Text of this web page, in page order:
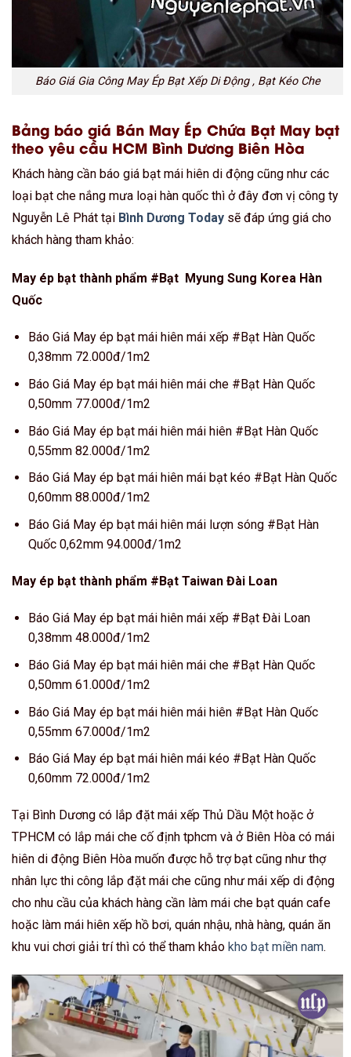
Báo Giá Gia Công May Ép Bạt Xếp Di Động , Bạt Kéo Che
Bảng báo giá Bán May Ép Chứa Bạt May bạt
theo yêu cầu HCM Bình Dương Biên Hòa
Khách hàng cần báo giá bạt mái hiên di động cũng như các
loại bạt che nắng mưa loại hàn quốc thì ở đây đơn vị công ty
Nguyễn Lê Phát tại Bình Dương Today sẽ đáp ứng giá cho
khách hàng tham khảo:
May ép bạt thành phẩm #Bạt Myung Sung Korea Hàn
Quốc
Báo Giá May ép bạt mái hiên mái xếp #Bạt Hàn Quốc
0,38mm 72.000đ/1m2
Báo Giá May ép bạt mái hiên mái che #Bạt Hàn Quốc
0,50mm 77.000đ/1m2
Báo Giá May ép bạt mái hiên mái hiên #Bạt Hàn Quốc
0,55mm 82.000đ/1m2
Báo Giá May ép bạt mái hiên mái bạt kéo #Bạt Hàn Quốc
0,60mm 88.000đ/1m2
Báo Giá May ép bạt mái hiên mái lượn sóng #Bạt Hàn
Quốc 0,62mm 94.000đ/1m2
May ép bạt thành phẩm #Bạt Taiwan Đài Loan
Báo Giá May ép bạt mái hiên mái xếp #Bạt Đài Loan
0,38mm 48.000đ/1m2
Báo Giá May ép bạt mái hiên mái che #Bạt Hàn Quốc
0,50mm 61.000đ/1m2
Báo Giá May ép bạt mái hiên mái hiên #Bạt Hàn Quốc
0,55mm 67.000đ/1m2
Báo Giá May ép bạt mái hiên mái kéo #Bạt Hàn Quốc
0,60mm 72.000đ/1m2
Tại Bình Dương có lắp đặt mái xếp Thủ Dầu Một hoặc ở
TPHCM có lắp mái che cố định tphcm và ở Biên Hòa có mái
hiên di động Biên Hòa muốn được hỗ trợ bạt cũng như thợ
nhân lực thi công lắp đặt mái che cũng như mái xếp di động
cho nhu cầu của khách hàng cần làm mái che bạt quán cafe
hoặc làm mái hiên xếp hồ bơi, quán nhậu, nhà hàng, quán ăn
khu vui chơi giải trí thì có thể tham khảo kho bạt miền nam.